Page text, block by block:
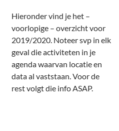
Hieronder vind je het –
voorlopige – overzicht voor
2019/2020. Noteer svp in elk
geval die activiteten in je
agenda waarvan locatie en
data al vaststaan. Voor de
rest volgt die info ASAP.